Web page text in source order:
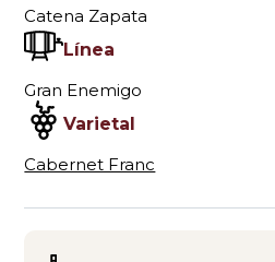
Catena Zapata
Línea
Gran Enemigo
Varietal
Cabernet Franc